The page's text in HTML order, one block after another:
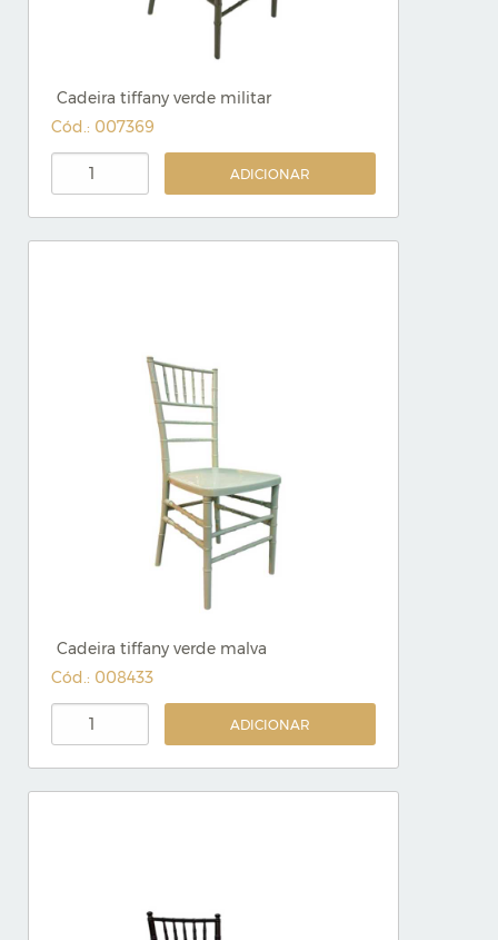
Cadeira tiffany verde militar
Cód.: 007369
ADICIONAR
Cadeira tiffany verde malva
Cód.: 008433
ADICIONAR